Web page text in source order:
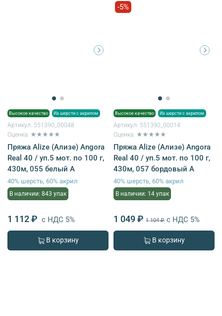
Высокое качество Из шерсти с акрилом
Артикул: 551390_00048
Оценка: ★★★★★
Пряжа Alize (Ализе) Angora
Real 40 / уп.5 мот. по 100 г,
430м, 055 белый A
40% шерсть, 60% акрил
В наличии: 843 упак
1 112 ₽ с НДС 5%
В корзину
-5%
Высокое качество Из шерсти с акрилом
Артикул: 551390_00014
Оценка: ★★★★★
Пряжа Alize (Ализе) Angora
Real 40 / уп.5 мот. по 100 г,
430м, 057 бордовый A
40% шерсть, 60% акрил
В наличии: 14 упак
1 049 ₽ 1 104 ₽ с НДС 5%
В корзину